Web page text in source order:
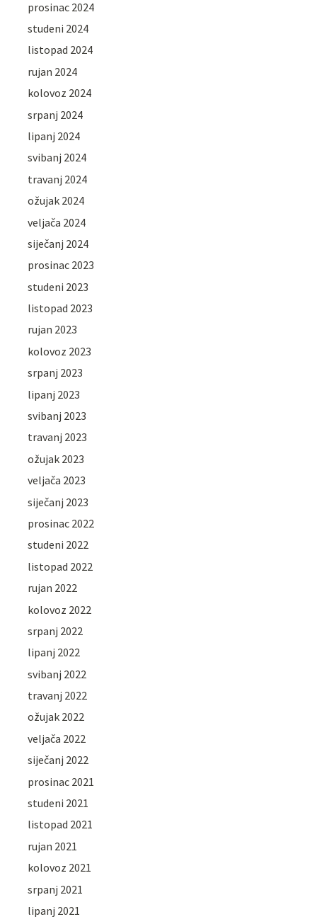
prosinac 2024
studeni 2024
listopad 2024
rujan 2024
kolovoz 2024
srpanj 2024
lipanj 2024
svibanj 2024
travanj 2024
ožujak 2024
veljača 2024
siječanj 2024
prosinac 2023
studeni 2023
listopad 2023
rujan 2023
kolovoz 2023
srpanj 2023
lipanj 2023
svibanj 2023
travanj 2023
ožujak 2023
veljača 2023
siječanj 2023
prosinac 2022
studeni 2022
listopad 2022
rujan 2022
kolovoz 2022
srpanj 2022
lipanj 2022
svibanj 2022
travanj 2022
ožujak 2022
veljača 2022
siječanj 2022
prosinac 2021
studeni 2021
listopad 2021
rujan 2021
kolovoz 2021
srpanj 2021
lipanj 2021